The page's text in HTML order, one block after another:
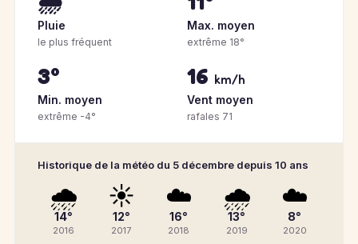
Pluie
le plus fréquent
Max. moyen
extrême 18°
3°
Min. moyen
extrême -4°
16 km/h
Vent moyen
rafales 71
Historique de la météo du 5 décembre depuis 10 ans
🌧️
14°
2016
☀️
12°
2017
☁️
16°
2018
🌧️
13°
2019
☁️
8°
2020